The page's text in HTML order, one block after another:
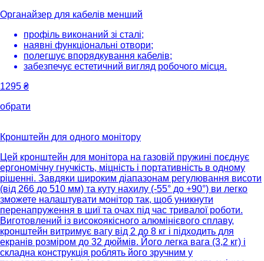
Органайзер для кабелів менший
профіль виконаний зі сталі;
наявні функціональні отвори;
полегшує впорядкування кабелів;
забезпечує естетичний вигляд робочого місця.
1295 ₴
обрати
Кронштейн для одного монітору
Цей кронштейн для монітора на газовій пружині поєднує
ергономічну гнучкість, міцність і портативність в одному
рішенні. Завдяки широким діапазонам регулювання висоти
(від 266 до 510 мм) та куту нахилу (-55° до +90°) ви легко
зможете налаштувати монітор так, щоб уникнути
перенапруження в шиї та очах під час тривалої роботи.
Виготовлений із високоякісного алюмінієвого сплаву,
кронштейн витримує вагу від 2 до 8 кг і підходить для
екранів розміром до 32 дюймів. Його легка вага (3,2 кг) і
складна конструкція роблять його зручним у